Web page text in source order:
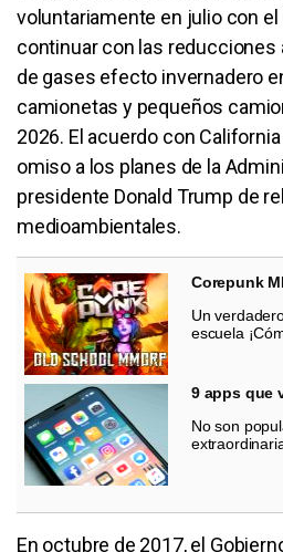
voluntariamente en julio con
continuar con las reducciones
de gases efecto invernadero
camionetas y pequeños
2026. El acuerdo con
omiso a los planes de la
presidente Donald Trump de
medioambientales.
Corepunk
Un
escuela
9 apps que
No son
En octubre de 2017, el